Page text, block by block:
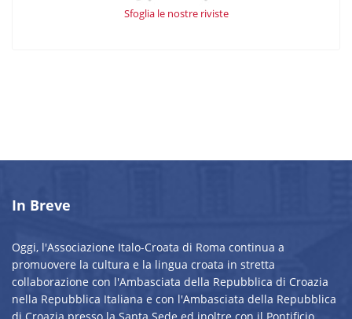
Sfoglia le nostre riviste
In Breve
Oggi, l'Associazione Italo-Croata di Roma continua a
promuovere la cultura e la lingua croata in stretta
collaborazione con l'Ambasciata della Repubblica di Croazia
nella Repubblica Italiana e con l'Ambasciata della Repubblica